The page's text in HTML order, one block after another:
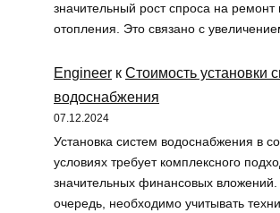
значительный рост спроса на ремонт
отопления. Это связано с
Engineer к Стоимость установки
водоснабжения
07.12.2024
Установка систем водоснабжения в
условиях требует комплексного
значительных финансовых
очередь, необходимо учитывать